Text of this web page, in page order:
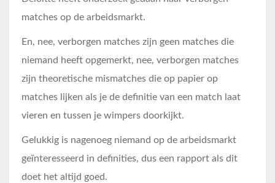
matches op de arbeidsmarkt.
En, nee, verborgen matches zijn geen matches die
niemand heeft opgemerkt, nee, verborgen matches
zijn theoretische mismatches die op papier op
matches lijken als je de definitie van een match laat
vieren en tussen je wimpers doorkijkt.
Gelukkig is nagenoeg niemand op de arbeidsmarkt
geïnteresseerd in definities, dus een rapport als dit
doet het altijd goed.